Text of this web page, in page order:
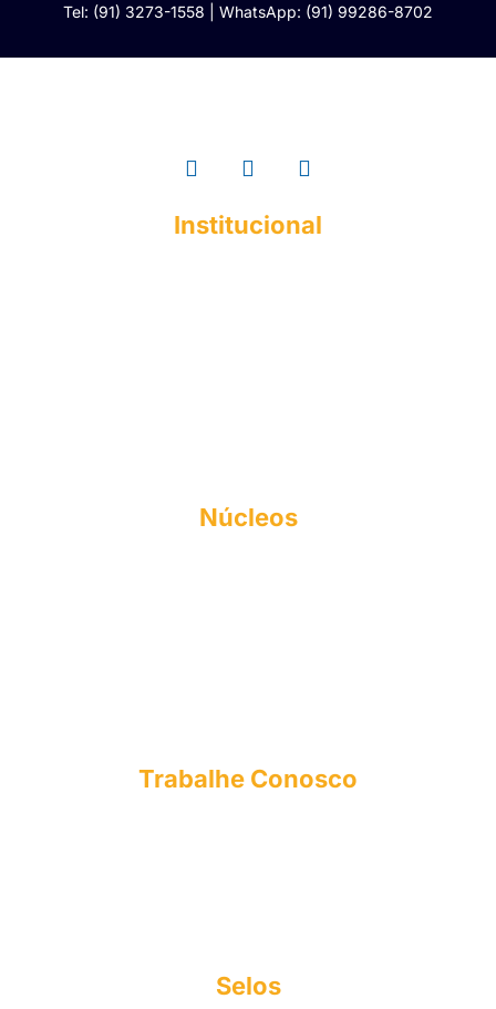
Tel: (91) 3273-1558 | WhatsApp: (91) 99286-8702
Institucional
Núcleos
Trabalhe Conosco
Selos